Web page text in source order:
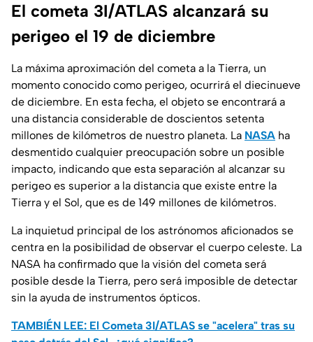
El cometa 3I/ATLAS alcanzará su
perigeo el 19 de diciembre
La máxima aproximación del cometa a la Tierra, un
momento conocido como perigeo, ocurrirá el diecinueve
de diciembre. En esta fecha, el objeto se encontrará a
una distancia considerable de doscientos setenta
millones de kilómetros de nuestro planeta. La NASA ha
desmentido cualquier preocupación sobre un posible
impacto, indicando que esta separación al alcanzar su
perigeo es superior a la distancia que existe entre la
Tierra y el Sol, que es de 149 millones de kilómetros.
La inquietud principal de los astrónomos aficionados se
centra en la posibilidad de observar el cuerpo celeste. La
NASA ha confirmado que la visión del cometa será
posible desde la Tierra, pero será imposible de detectar
sin la ayuda de instrumentos ópticos.
TAMBIÉN LEE: El Cometa 3I/ATLAS se "acelera" tras su